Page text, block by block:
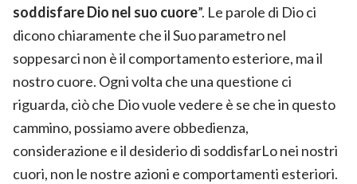
soddisfare Dio nel suo cuore”. Le parole di Dio ci
dicono chiaramente che il Suo parametro nel
soppesarci non è il comportamento esteriore, ma il
nostro cuore. Ogni volta che una questione ci
riguarda, ciò che Dio vuole vedere è se che in questo
cammino, possiamo avere obbedienza,
considerazione e il desiderio di soddisfarLo nei nostri
cuori, non le nostre azioni e comportamenti esteriori.